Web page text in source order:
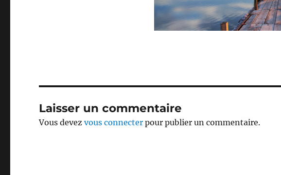
Laisser un commentaire
Vous devezvous connecter pour publier un commentaire.